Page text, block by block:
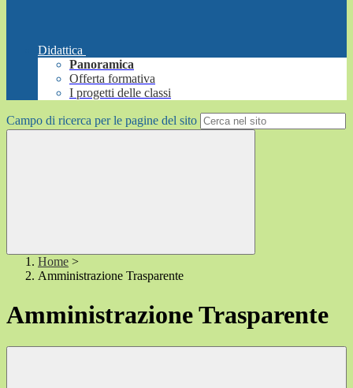
Didattica
Panoramica
Offerta formativa
I progetti delle classi
Campo di ricerca per le pagine del sito
Home >
Amministrazione Trasparente
Amministrazione Trasparente